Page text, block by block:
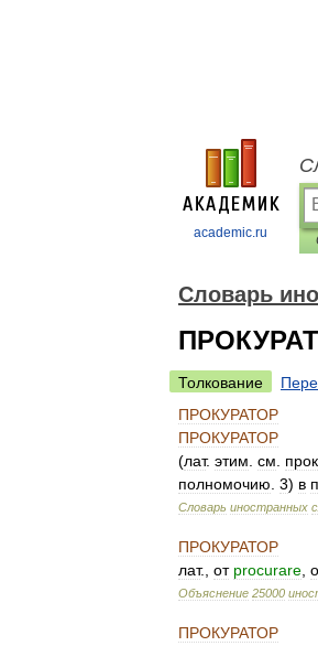
academic.ru
Словарь
Толкование
ПРОКУРАТОР
ПРОКУРАТОР
(лат. этим см
полномочию 3) в
Словарь иностранных
ПРОКУРАТОР
лат., от procurare
Объяснение 25000
ПРОКУРАТОР